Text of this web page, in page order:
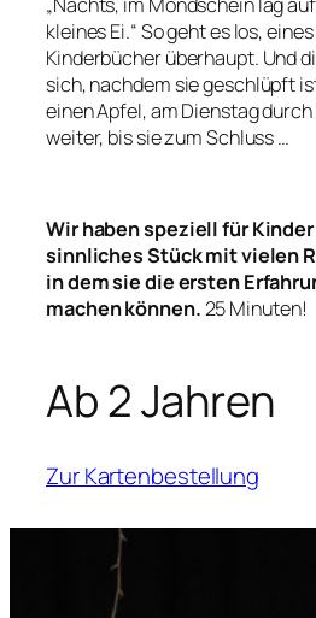
kleines Ei.“ So geht es los,
Kinderbücher überhaupt. Und
sich, nachdem sie geschlüpft
einen Apfel, am Dienstag
weiter, bis sie zum Schluss …
Wir haben speziell für Kinder
sinnliches Stück mit vielen
in dem sie die ersten
machen können.25 Minuten!
Ab 2 Jahren
Zur Kartenbestellung